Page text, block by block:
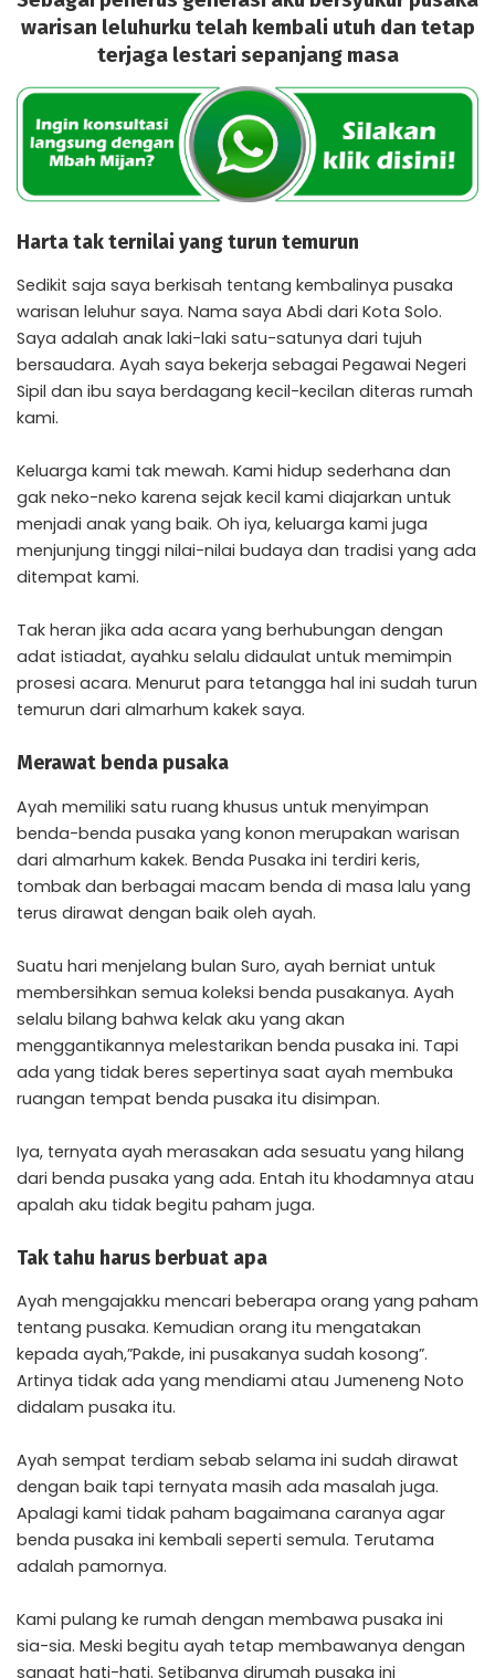
warisan leluhurku telah kembali utuh dan tetap
terjaga lestari sepanjang masa
Harta tak ternilai yang turun temurun
Sedikit saja saya berkisah tentang kembalinya pusaka
warisan leluhur saya. Nama saya Abdi dari Kota Solo.
Saya adalah anak laki-laki satu-satunya dari tujuh
bersaudara. Ayah saya bekerja sebagai Pegawai Negeri
Sipil dan ibu saya berdagang kecil-kecilan diteras rumah
kami.
Keluarga kami tak mewah. Kami hidup sederhana dan
gak neko-neko karena sejak kecil kami diajarkan untuk
menjadi anak yang baik. Oh iya, keluarga kami juga
menjunjung tinggi nilai-nilai budaya dan tradisi yang ada
ditempat kami.
Tak heran jika ada acara yang berhubungan dengan
adat istiadat, ayahku selalu didaulat untuk memimpin
prosesi acara. Menurut para tetangga hal ini sudah turun
temurun dari almarhum kakek saya.
Merawat benda pusaka
Ayah memiliki satu ruang khusus untuk menyimpan
benda-benda pusaka yang konon merupakan warisan
dari almarhum kakek. Benda Pusaka ini terdiri keris,
tombak dan berbagai macam benda di masa lalu yang
terus dirawat dengan baik oleh ayah.
Suatu hari menjelang bulan Suro, ayah berniat untuk
membersihkan semua koleksi benda pusakanya. Ayah
selalu bilang bahwa kelak aku yang akan
menggantikannya melestarikan benda pusaka ini. Tapi
ada yang tidak beres sepertinya saat ayah membuka
ruangan tempat benda pusaka itu disimpan.
Iya, ternyata ayah merasakan ada sesuatu yang hilang
dari benda pusaka yang ada. Entah itu khodamnya atau
apalah aku tidak begitu paham juga.
Tak tahu harus berbuat apa
Ayah mengajakku mencari beberapa orang yang paham
tentang pusaka. Kemudian orang itu mengatakan
kepada ayah,”Pakde, ini pusakanya sudah kosong”.
Artinya tidak ada yang mendiami atau Jumeneng Noto
didalam pusaka itu.
Ayah sempat terdiam sebab selama ini sudah dirawat
dengan baik tapi ternyata masih ada masalah juga.
Apalagi kami tidak paham bagaimana caranya agar
benda pusaka ini kembali seperti semula. Terutama
adalah pamornya.
Kami pulang ke rumah dengan membawa pusaka ini
sia-sia. Meski begitu ayah tetap membawanya dengan
sangat hati-hati. Setibanya dirumah pusaka ini